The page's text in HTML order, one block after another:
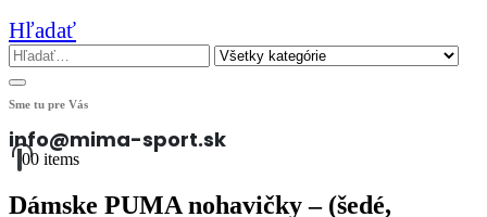
Hľadať
Sme tu pre Vás
info@mima-sport.sk
00 items
Dámske PUMA nohavičky – (šedé,